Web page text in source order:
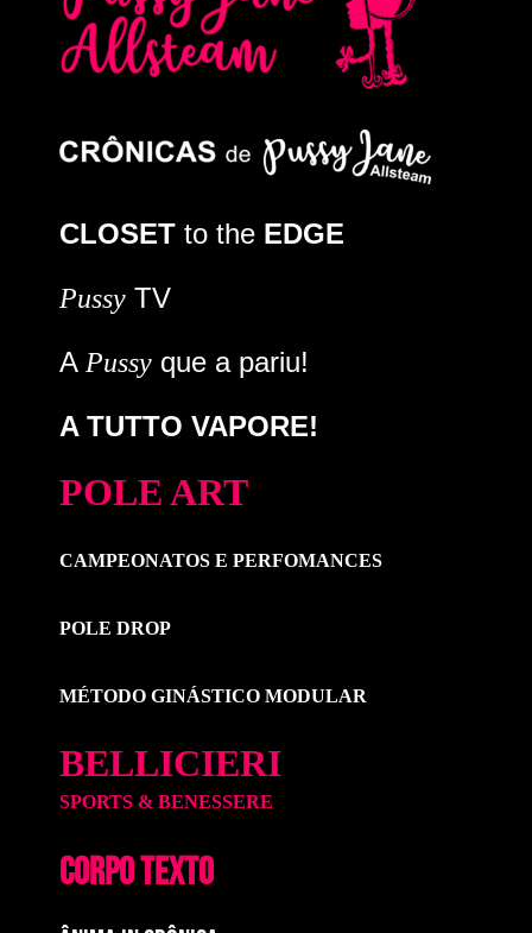
CLOSET to the EDGE
Pussy TV
A Pussy que a pariu!
A TUTTO VAPORE!
POLE ART
CAMPEONATOS E PERFOMANCES
POLE DROP
MÉTODO GINÁSTICO MODULAR
BELLICIERI
SPORTS & BENESSERE
CORPO TEXTO